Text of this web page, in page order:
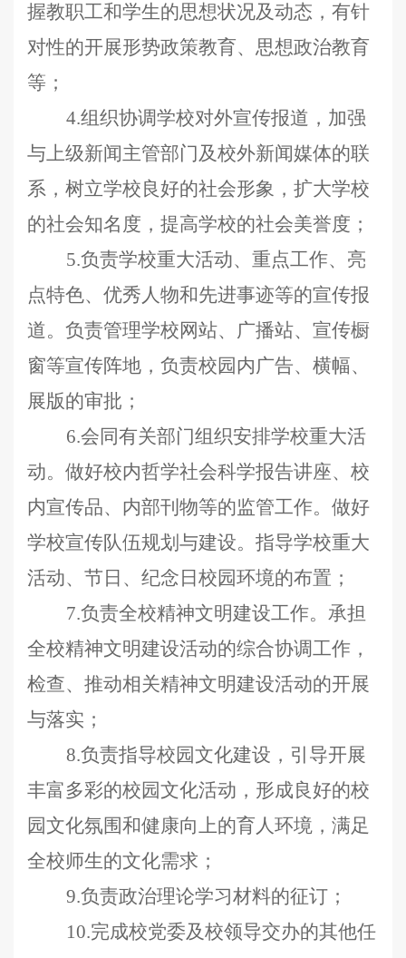
握教职工和学生的思想状况及动态，有针
对性的开展形势政策教育、思想政治教育
等；
4.组织协调学校对外宣传报道，加强
与上级新闻主管部门及校外新闻媒体的联
系，树立学校良好的社会形象，扩大学校
的社会知名度，提高学校的社会美誉度；
5.负责学校重大活动、重点工作、亮
点特色、优秀人物和先进事迹等的宣传报
道。负责管理学校网站、广播站、宣传橱
窗等宣传阵地，负责校园内广告、横幅、
展版的审批；
6.会同有关部门组织安排学校重大活
动。做好校内哲学社会科学报告讲座、校
内宣传品、内部刊物等的监管工作。做好
学校宣传队伍规划与建设。指导学校重大
活动、节日、纪念日校园环境的布置；
7.负责全校精神文明建设工作。承担
全校精神文明建设活动的综合协调工作，
检查、推动相关精神文明建设活动的开展
与落实；
8.负责指导校园文化建设，引导开展
丰富多彩的校园文化活动，形成良好的校
园文化氛围和健康向上的育人环境，满足
全校师生的文化需求；
9.负责政治理论学习材料的征订；
10.完成校党委及校领导交办的其他任